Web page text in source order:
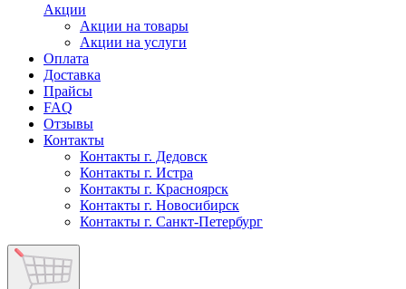
Акции
Акции на товары
Акции на услуги
Оплата
Доставка
Прайсы
FAQ
Отзывы
Контакты
Контакты г. Дедовск
Контакты г. Истра
Контакты г. Красноярск
Контакты г. Новосибирск
Контакты г. Санкт-Петербург